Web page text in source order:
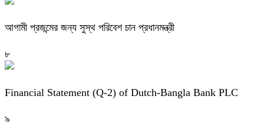
আগামী প্রজন্মের জন্য সুস্থ পরিবেশ চান প্রধানমন্ত্রী
৮
Financial Statement (Q-2) of Dutch-Bangla Bank PLC
৯